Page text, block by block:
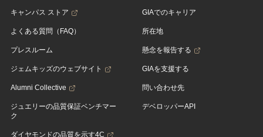
キャンパス ストア
よくある質問（FAQ）
プレスルーム
ジェムキッズのウェブサイト
Alumni Collective
ジュエリーの品質保証ベンチマー
ク
ダイヤモンドの品質を示す4C
GIAでのキャリア
所在地
懸念を報告する
GIAを支援する
問い合わせ先
デベロッパーAPI